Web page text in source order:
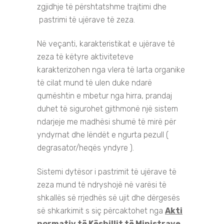
zgjidhje të përshtatshme trajtimi dhe
pastrimi të ujërave të zeza.
Në veçanti, karakteristikat e ujërave të
zeza të këtyre aktiviteteve
karakterizohen nga vlera të larta organike
të cilat mund të ulen duke ndarë
qumështin e mbetur nga hirra, prandaj
duhet të sigurohet gjithmonë një sistem
ndarjeje me madhësi shumë të mirë për
yndyrnat dhe lëndët e ngurta pezull (
degrasator/heqës yndyre ).
Sistemi dytësor i pastrimit të ujërave të
zeza mund të ndryshojë në varësi të
shkallës së rrjedhës së ujit dhe dërgesës
së shkarkimit s siç përcaktohet nga Akti